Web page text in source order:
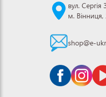
вул. Сергія
м. Вінниця,
shop@e-